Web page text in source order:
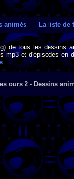
animés La liste de
de tous les dessins
mp3 et d'épisodes
ours 2 - Dessins